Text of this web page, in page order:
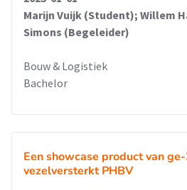
Marijn Vuijk (Student); Willem
Simons (Begeleider)
Bouw & Logistiek
Bachelor
Een showcase product van
vezelversterkt PHBV